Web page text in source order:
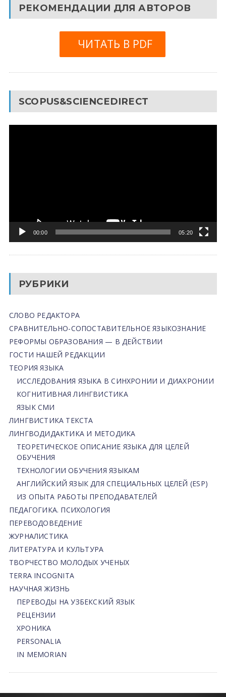
РЕКОМЕНДАЦИИ ДЛЯ АВТОРОВ
ЧИТАТЬ В PDF
SCOPUS&SCIENCEDIRECT
00:00 05:20
РУБРИКИ
СЛОВО РЕДАКТОРА
СРАВНИТЕЛЬНО-СОПОСТАВИТЕЛЬНОЕ ЯЗЫКОЗНАНИЕ
РЕФОРМЫ ОБРАЗОВАНИЯ — В ДЕЙСТВИИ
ГОСТИ НАШЕЙ РЕДАКЦИИ
ТЕОРИЯ ЯЗЫКА
ИССЛЕДОВАНИЯ ЯЗЫКА В СИНХРОНИИ И ДИАХРОНИИ
КОГНИТИВНАЯ ЛИНГВИСТИКА
ЯЗЫК СМИ
ЛИНГВИСТИКА ТЕКСТА
ЛИНГВОДИДАКТИКА И МЕТОДИКА
ТЕОРЕТИЧЕСКОЕ ОПИСАНИЕ ЯЗЫКА ДЛЯ ЦЕЛЕЙ
ОБУЧЕНИЯ
ТЕХНОЛОГИИ ОБУЧЕНИЯ ЯЗЫКАМ
АНГЛИЙСКИЙ ЯЗЫК ДЛЯ СПЕЦИАЛЬНЫХ ЦЕЛЕЙ (ESP)
ИЗ ОПЫТА РАБОТЫ ПРЕПОДАВАТЕЛЕЙ
ПЕДАГОГИКА. ПСИХОЛОГИЯ
ПЕРЕВОДОВЕДЕНИЕ
ЖУРНАЛИСТИКА
ЛИТЕРАТУРА И КУЛЬТУРА
ТВОРЧЕСТВО МОЛОДЫХ УЧЕНЫХ
TERRA INCOGNITA
НАУЧНАЯ ЖИЗНЬ
ПЕРЕВОДЫ НА УЗБЕКСКИЙ ЯЗЫК
РЕЦЕНЗИИ
ХРОНИКА
PERSONALIA
IN MEMORIAN